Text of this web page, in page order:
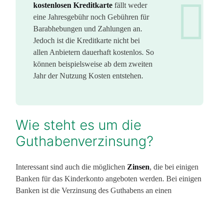
kostenlosen Kreditkarte fällt weder
eine Jahresgebühr noch Gebühren für
Barabhebungen und Zahlungen an.
Jedoch ist die Kreditkarte nicht bei
allen Anbietern dauerhaft kostenlos. So
können beispielsweise ab dem zweiten
Jahr der Nutzung Kosten entstehen.
Wie steht es um die
Guthabenverzinsung?
Interessant sind auch die möglichen Zinsen, die bei einigen
Banken für das Kinderkonto angeboten werden. Bei einigen
Banken ist die Verzinsung des Guthabens an einen